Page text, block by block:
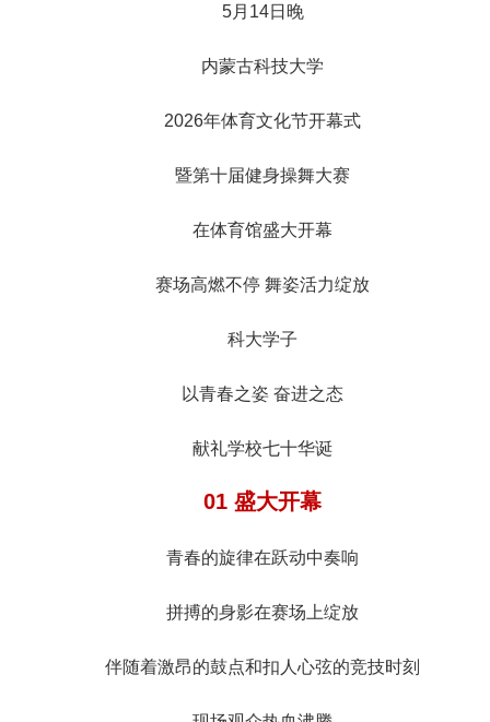
5月14日晚
内蒙古科技大学
2026年体育文化节开幕式
暨第十届健身操舞大赛
在体育馆盛大开幕
赛场高燃不停 舞姿活力绽放
科大学子
以青春之姿 奋进之态
献礼学校七十华诞
01 盛大开幕
青春的旋律在跃动中奏响
拼搏的身影在赛场上绽放
伴随着激昂的鼓点和扣人心弦的竞技时刻